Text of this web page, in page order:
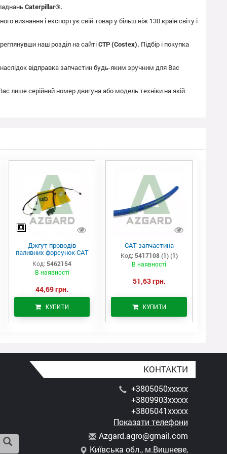
Caterpillar®.
визнання і експортує свій товар у більш ніж 130 країн світу і
наш розділ на сайтіCTP (Costex). Підбір і покупка
відправка запчастин будь-яким зручним для Вас
лише серійний номер двигуна або модель техніки на якій
Джгут проводів
паливних форсунок CAT
C7/C9 (546-2154)
Код: 5462154
В наявності
44,69 грн.
КУПИТИ
САТ запчастина
Код: 5417108 (1) (1)
В наявності
51,63 грн.
КУПИТИ
КОНТАКТИ
+3805050xxxxx
+3809903xxxxx
+3805041xxxxx
Показати телефони
Azgard.agro@gmail.com
Київська обл., м.Вишневе,